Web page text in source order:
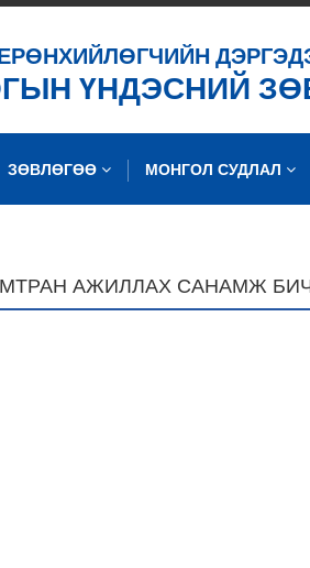
ҮНДЭСНИЙ
ЗӨВЛӨГӨӨ МОНГОЛ СУДЛАЛ
АЖИЛЛАХ САНАМЖ